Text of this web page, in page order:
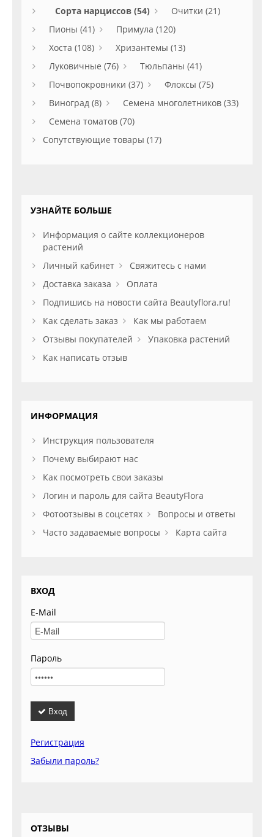
Сорта нарциссов (54)
Очитки (21)
Пионы (41)
Примула (120)
Хоста (108)
Хризантемы (13)
Луковичные (76)
Тюльпаны (41)
Почвопокровники (37)
Флоксы (75)
Виноград (8)
Семена многолетников (33)
Семена томатов (70)
Сопутствующие товары (17)
УЗНАЙТЕ БОЛЬШЕ
Информация о сайте коллекционеров
растений
Личный кабинет
Свяжитесь с нами
Доставка заказа
Оплата
Подпишись на новости сайта Beautyflora.ru!
Как сделать заказ
Как мы работаем
Отзывы покупателей
Упаковка растений
Как написать отзыв
ИНФОРМАЦИЯ
Инструкция пользователя
Почему выбирают нас
Как посмотреть свои заказы
Логин и пароль для сайта BeautyFlora
Фотоотзывы в соцсетях
Вопросы и ответы
Часто задаваемые вопросы
Карта сайта
ВХОД
E-Mail
Пароль
Вход
Регистрация
Забыли пароль?
ОТЗЫВЫ